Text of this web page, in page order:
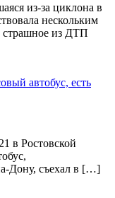
из-за циклона в
нескольким
из ДТП
автобус, есть
в Ростовской
Дону, съехал в […]